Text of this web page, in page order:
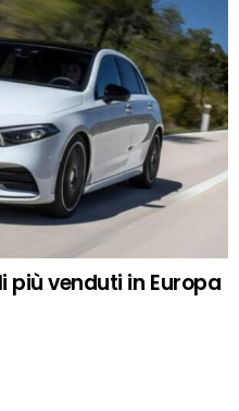
più venduti in Europa